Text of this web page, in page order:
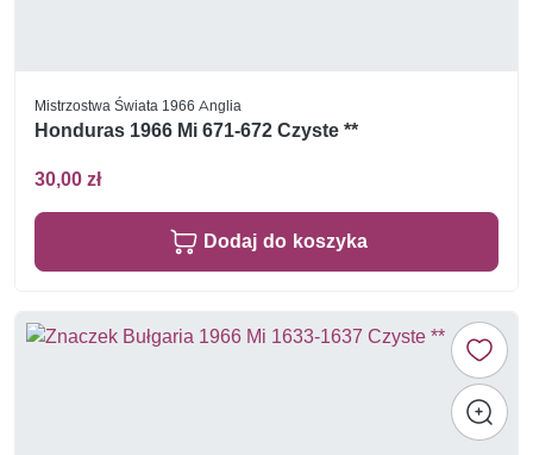
Mistrzostwa Świata 1966 Anglia
Honduras 1966 Mi 671-672 Czyste **
30,00 zł
Dodaj do koszyka